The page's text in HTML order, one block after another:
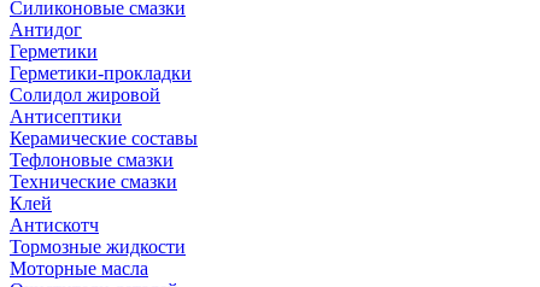
Силиконовые смазки
Антидог
Герметики
Герметики-прокладки
Солидол жировой
Антисептики
Керамические составы
Тефлоновые смазки
Технические смазки
Клей
Антискотч
Тормозные жидкости
Моторные масла